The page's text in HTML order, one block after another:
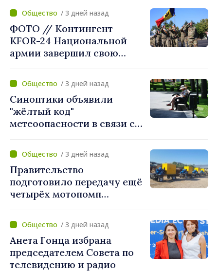
приветствует смелые
решения местных властей:
«Вы поставили интересы
людей на первое место»
/ 3 дней назад
ФОТО // Контингент
KFOR-24 Национальной
армии завершил свою
/ 3 дней назад
Синоптики объявили
"жёлтый код"
метеоопасности в связи с
поднимется до 36°C
/ 3 дней назад
Правительство
подготовило передачу ещё
четырёх мотопомп
предприятию «Apă Canal»
/ 3 дней назад
Анета Гонца избрана
председателем Совета по
телевидению и радио